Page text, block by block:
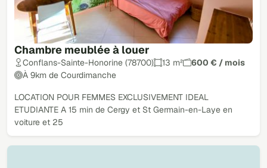
Chambre meublée à louer
Conflans-Sainte-Honorine (78700) 13 m²
600 € / mois
À 9km de Courdimanche
LOCATION POUR FEMMES EXCLUSIVEMENT IDEAL
ETUDIANTE A 15 min de Cergy et St Germain-en-Laye en
voiture et 25